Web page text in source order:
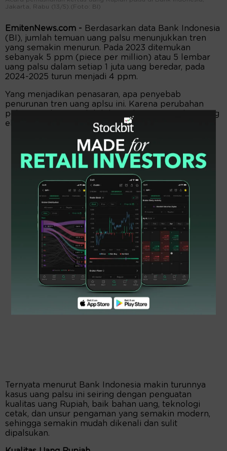
Jakarta, Rabu (13/5).(Foto: BI)
EmitenNews.com - Berdasarkan data Bank Indonesia
(BI), jumlah temuan uang palsu menunjukkan tren
yang semakin menurun. Pada 2023 ditemukan
sebanyak 5 ppm (piece per million) atau 5 lembar
uang palsu dalam setiap 1 juta uang beredar, pada
2024-2025 turun menjadi 4 ppm.
Yang menjadikan penasaran, apa penyebab
penurunan tren uang aplsu ini. Karena perubahan
pola transaksi yang lebih banyak menggunakan uang
elektronik kah, atau karena sebab lain?
Ternyata menurut Bank Indonesia makin turunnya
kasus uang palsu ini seiring dengan penguatan
kualitas uang Rupiah, baik bahan uang, teknologi
cetak, dan unsur pengaman yang semakin modern,
sehingga semakin mudah dikenali dan sulit
dipalsukan.